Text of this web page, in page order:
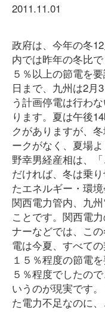
2011.11.01
政府は、今年の冬
内では昨年の冬比
５％以上の節電を
日まで、九州は2月
う計画停電は行わ
ります。夏は午後
クがありますが、
ークがなく、夏場
野幸男経産相は、
だければ、冬は乗
たエネルギー・環
関西電力管内、九
ことです。関西電
ナーなどでは、こ
電は今夏、すべて
１５％程度の節電
５％程度でしたの
いうのが現実です
た電力不足なのに